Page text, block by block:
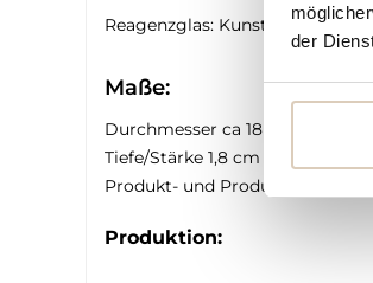
der
Reagenzglas: Kunststoff
Maße:
Durchmesser ca 18 cm
Tiefe/Stärke 1,8 cm
Produkt- und
Produktion: